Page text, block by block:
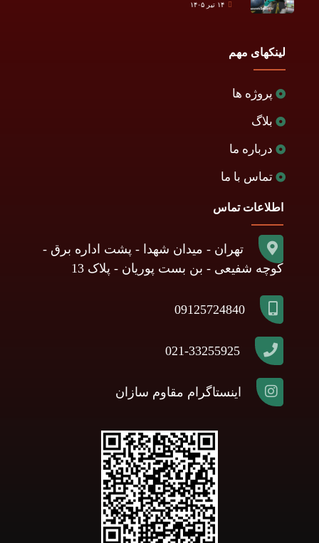
۱۴ تیر ۱۴۰۵
لینکهای مهم
پروژه ها
بلاگ
درباره ما
تماس با ما
اطلاعات تماس
تهران - میدان شهدا - پشت اداره برق -
کوچه شفیعی - بن بست پوریان - پلاک 13
09125724840
021-33255925
اینستاگرام مقاوم سازان